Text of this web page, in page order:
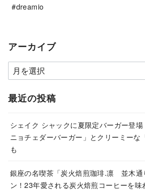
#dreamio
アーカイブ
ア
ー
カ
ブ
最近の投稿
シェイク シャックに夏限定バーガー登
ニョチェダーバーガー」とクリーミーな
も
銀座の名喫茶「炭火焙煎珈琲.凛 並木通
ン！23年愛される炭火焙煎コーヒーを味